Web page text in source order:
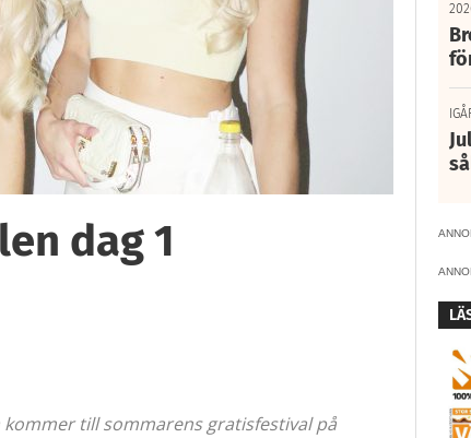
dag 1
kommer till sommarens gratisfestival på